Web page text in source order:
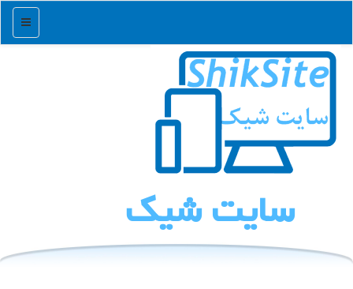
منو
سایت شیك